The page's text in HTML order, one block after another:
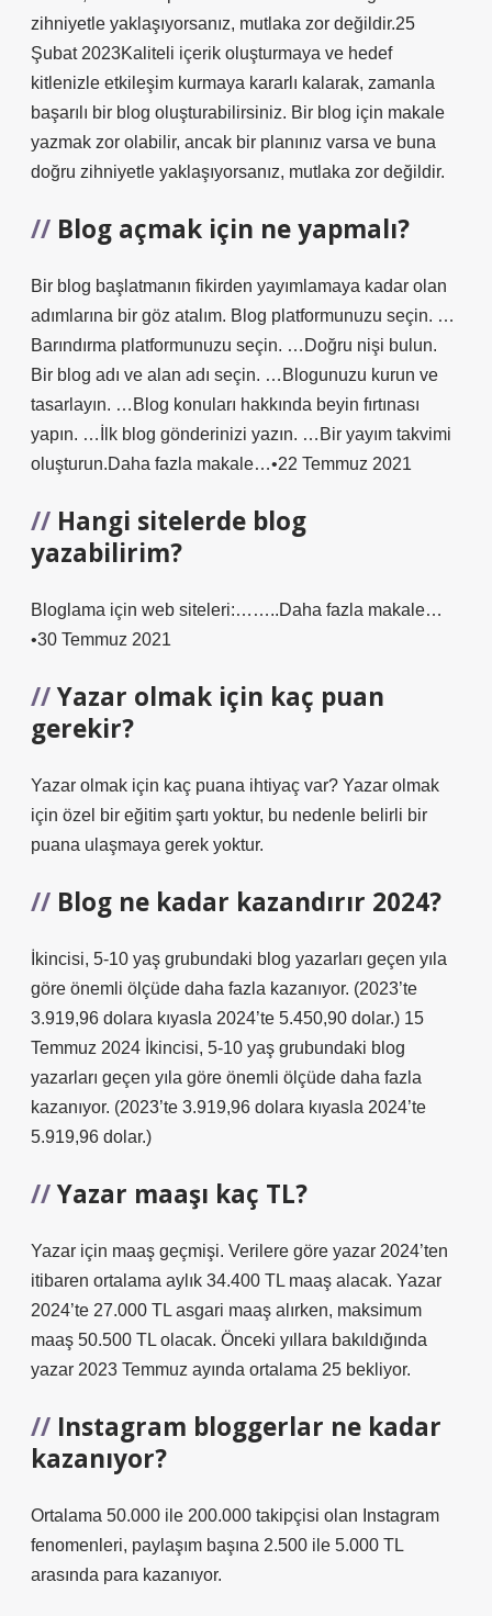
zihniyetle yaklaşıyorsanız, mutlaka zor değildir.25
Şubat 2023Kaliteli içerik oluşturmaya ve hedef
kitlenizle etkileşim kurmaya kararlı kalarak, zamanla
başarılı bir blog oluşturabilirsiniz. Bir blog için makale
yazmak zor olabilir, ancak bir planınız varsa ve buna
doğru zihniyetle yaklaşıyorsanız, mutlaka zor değildir.
Blog açmak için ne yapmalı?
Bir blog başlatmanın fikirden yayımlamaya kadar olan
adımlarına bir göz atalım. Blog platformunuzu seçin. …
Barındırma platformunuzu seçin. …Doğru nişi bulun.
Bir blog adı ve alan adı seçin. …Blogunuzu kurun ve
tasarlayın. …Blog konuları hakkında beyin fırtınası
yapın. …İlk blog gönderinizi yazın. …Bir yayım takvimi
oluşturun.Daha fazla makale…•22 Temmuz 2021
Hangi sitelerde blog
yazabilirim?
Bloglama için web siteleri:……..Daha fazla makale…
•30 Temmuz 2021
Yazar olmak için kaç puan
gerekir?
Yazar olmak için kaç puana ihtiyaç var? Yazar olmak
için özel bir eğitim şartı yoktur, bu nedenle belirli bir
puana ulaşmaya gerek yoktur.
Blog ne kadar kazandırır 2024?
İkincisi, 5-10 yaş grubundaki blog yazarları geçen yıla
göre önemli ölçüde daha fazla kazanıyor. (2023’te
3.919,96 dolara kıyasla 2024’te 5.450,90 dolar.) 15
Temmuz 2024 İkincisi, 5-10 yaş grubundaki blog
yazarları geçen yıla göre önemli ölçüde daha fazla
kazanıyor. (2023’te 3.919,96 dolara kıyasla 2024’te
5.919,96 dolar.)
Yazar maaşı kaç TL?
Yazar için maaş geçmişi. Verilere göre yazar 2024’ten
itibaren ortalama aylık 34.400 TL maaş alacak. Yazar
2024’te 27.000 TL asgari maaş alırken, maksimum
maaş 50.500 TL olacak. Önceki yıllara bakıldığında
yazar 2023 Temmuz ayında ortalama 25 bekliyor.
Instagram bloggerlar ne kadar
kazanıyor?
Ortalama 50.000 ile 200.000 takipçisi olan Instagram
fenomenleri, paylaşım başına 2.500 ile 5.000 TL
arasında para kazanıyor.